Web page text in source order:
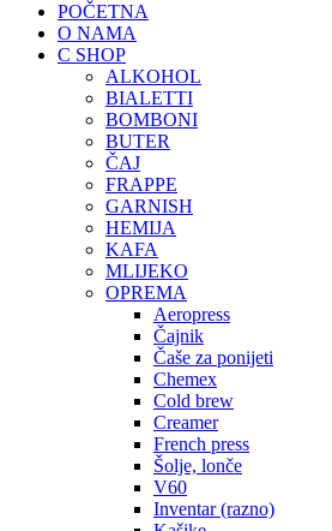
POČETNA
O NAMA
C SHOP
ALKOHOL
BIALETTI
BOMBONI
BUTER
ČAJ
FRAPPE
GARNISH
HEMIJA
KAFA
MLIJEKO
OPREMA
Aeropress
Čajnik
Čaše za ponijeti
Chemex
Cold brew
Creamer
French press
Šolje, lonče
V60
Inventar (razno)